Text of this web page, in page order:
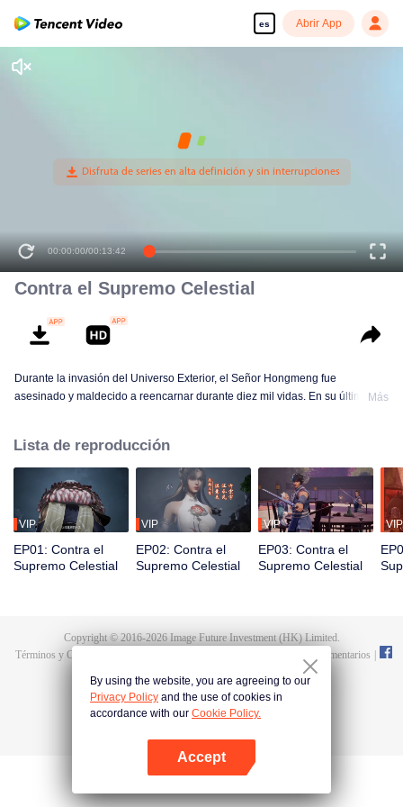
es Abrir App
Contra el Supremo Celestial
Durante la invasión del Universo Exterior, el Señor Hongmeng fue
asesinado y maldecido a reencarnar durante diez mil vidas. En su última
engañándolo y fue golpeado, lo que despertó el recuerdo del Hongmeng.
Entonces, Tan Yun obtuvo un talento de nivel divino para aumentar su
cultivo. Tan Yun vengó la muerte de su familia y unificó todo el continente.
Más
Lista de reproducción
VIP
EP01: Contra el
Supremo Celestial
VIP
EP02: Contra el
Supremo Celestial
VIP
EP03: Contra el
Supremo Celestial
VIP
Copyright © 2016-2026Image Future Investment (HK) Limited.
Términos y Condiciones
Comentarios
By using the website, you are agreeing to our
Privacy Policy and the use of cookies in
accordance with our Cookie Policy.
Accept